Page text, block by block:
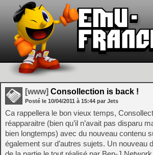
[www] Consollection is back !
Posté le 10/04/2011 à 15:44 par Jets
Ca rappellera le bon vieux temps,
réapparaitre (bien qu’il n’avait pas disparu
bien longtemps) avec du nouveau contenu
également sur d’autres sujets. Un nouveau